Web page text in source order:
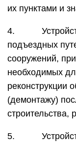
их пунктами и
4.
подъездных
сооружений,
необходимых
реконструкции
(демонтажу)
строительства,
5.